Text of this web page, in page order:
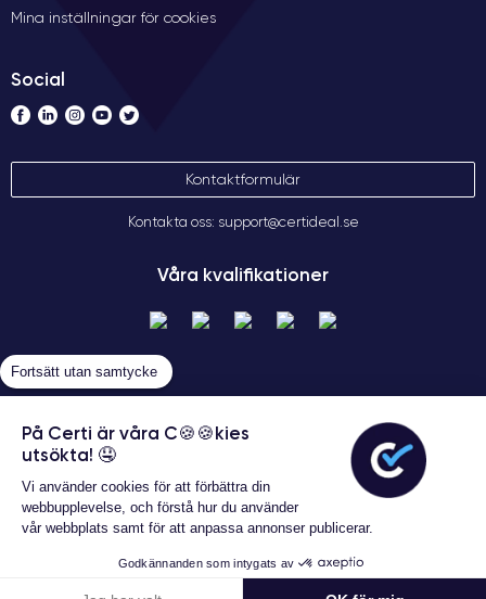
Konfigurera
Mina inställningar för cookies
Social
Kontaktformulär
Kontakta oss: support@certideal.se
Våra kvalifikationer
Allmänna försäljningsvillkor
Certideal © 2026 Alla rättigheter
Fortsätt utan samtycke
På Certi är våra C🍪🍪kies
utsökta! 🤤
Vi använder cookies för att förbättra din
webbupplevelse, och förstå hur du använder
vår webbplats samt för att anpassa annonser publicerar.
Godkännanden som intygats av